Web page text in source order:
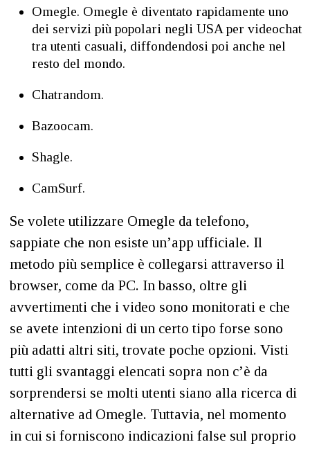
Omegle. Omegle è diventato rapidamente uno
dei servizi più popolari negli USA per videochat
tra utenti casuali, diffondendosi poi anche nel
resto del mondo.
Chatrandom.
Bazoocam.
Shagle.
CamSurf.
Se volete utilizzare Omegle da telefono,
sappiate che non esiste un’app ufficiale. Il
metodo più semplice è collegarsi attraverso il
browser, come da PC. In basso, oltre gli
avvertimenti che i video sono monitorati e che
se avete intenzioni di un certo tipo forse sono
più adatti altri siti, trovate poche opzioni. Visti
tutti gli svantaggi elencati sopra non c’è da
sorprendersi se molti utenti siano alla ricerca di
alternative ad Omegle. Tuttavia, nel momento
in cui si forniscono indicazioni false sul proprio